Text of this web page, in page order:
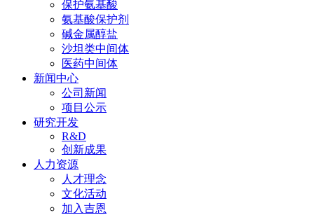
保护氨基酸
氨基酸保护剂
碱金属醇盐
沙坦类中间体
医药中间体
新闻中心
公司新闻
项目公示
研究开发
R&D
创新成果
人力资源
人才理念
文化活动
加入吉恩